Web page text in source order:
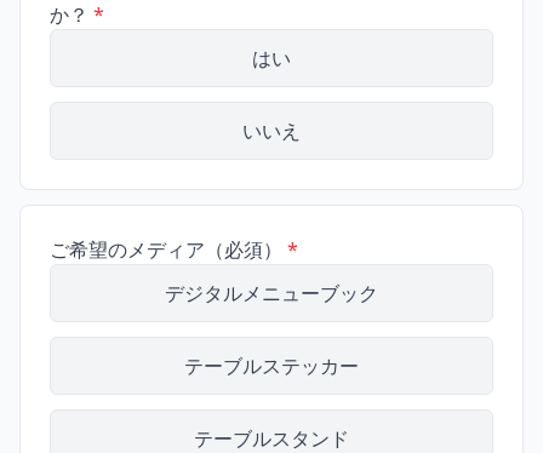
か？ *
はい
いいえ
ご希望のメディア（必須）
*
デジタルメニューブック
テーブルステッカー
テーブルスタンド